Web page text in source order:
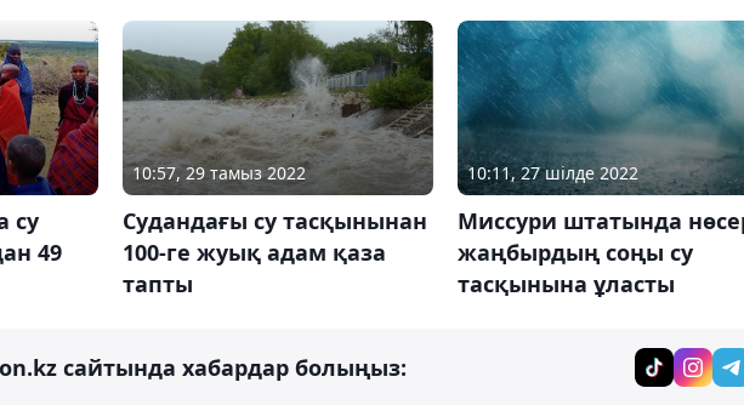
су
49
10:57, 29 тамыз 2022
Судандағы су тасқынынан
100-ге жуық адам қаза
тапты
10:11, 27 шілде 2022
Миссури штатында
жаңбырдың соңы су
тасқынына ұласты
сайтында хабардар болыңыз: